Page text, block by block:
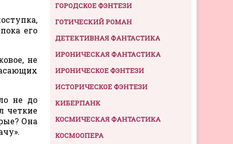
его
не
не до
четкие
Она
ГОРОДСКОЕ ФЭНТЕЗИ
ГОТИЧЕСКИЙ РОМАН
ДЕТЕКТИВНАЯ ФАНТАСТИКА
ИРОНИЧЕСКАЯ ФАНТАСТИКА
ИРОНИЧЕСКОЕ ФЭНТЕЗИ
ИСТОРИЧЕСКОЕ ФЭНТЕЗИ
КИБЕРПАНК
КОСМИЧЕСКАЯ ФАНТАСТИКА
КОСМООПЕРА